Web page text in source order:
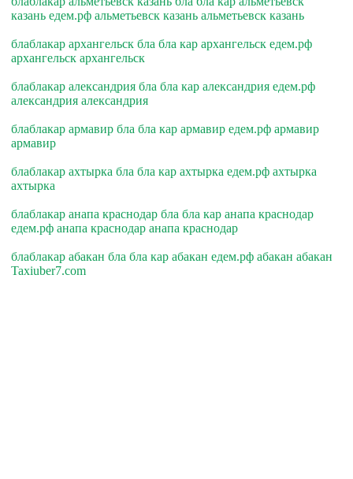
казань едем.рф альметьевск казань альметьевск казань
блаблакар архангельск бла бла кар архангельск едем.рф
архангельск архангельск
блаблакар александрия бла бла кар александрия едем.рф
александрия александрия
блаблакар армавир бла бла кар армавир едем.рф армавир
армавир
блаблакар ахтырка бла бла кар ахтырка едем.рф ахтырка
ахтырка
блаблакар анапа краснодар бла бла кар анапа краснодар
едем.рф анапа краснодар анапа краснодар
блаблакар абакан бла бла кар абакан едем.рф абакан абакан
Taxiuber7.com